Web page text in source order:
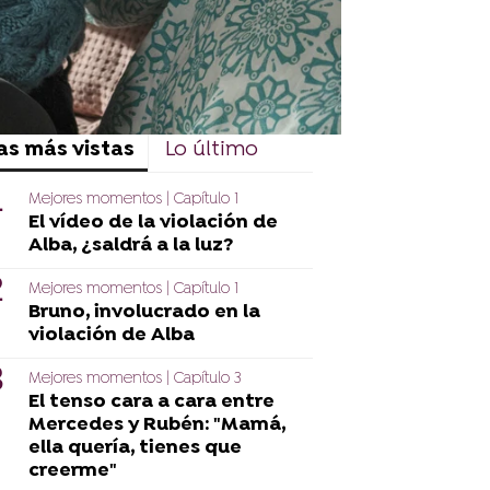
más vistas Lo último
Mejores momentos | Capítulo 1
El vídeo de la violación de
Alba, ¿saldrá a la luz?
Mejores momentos | Capítulo 1
Bruno, involucrado en la
violación de Alba
Mejores momentos | Capítulo 3
El tenso cara a cara entre
Mercedes y Rubén: "Mamá,
ella quería, tienes que
creerme"